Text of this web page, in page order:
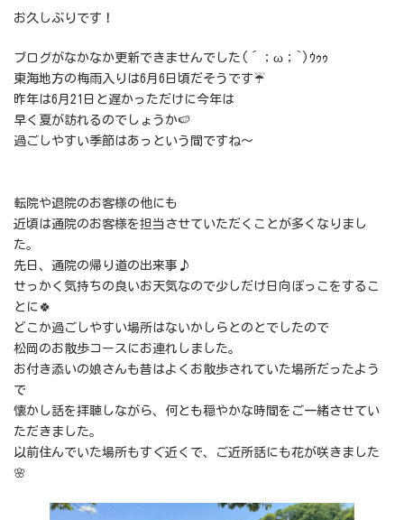
お久しぶりです！
ブログがなかなか更新できませんでした(´；ω；`)ｳｩｩ
東海地方の梅雨入りは6月6日頃だそうです☔
昨年は6月21日と遅かっただけに今年は
早く夏が訪れるのでしょうか🍉
過ごしやすい季節はあっという間ですね～
転院や退院のお客様の他にも
近頃は通院のお客様を担当させていただくことが多くなりまし
た。
先日、通院の帰り道の出来事♪
せっかく気持ちの良いお天気なので少しだけ日向ぼっこをするこ
とに🍀
どこか過ごしやすい場所はないかしらとのとでしたので
松岡のお散歩コースにお連れしました。
お付き添いの娘さんも昔はよくお散歩されていた場所だったよう
で
懐かし話を拝聴しながら、何とも穏やかな時間をご一緒させてい
ただきました。
以前住んでいた場所もすぐ近くで、ご近所話にも花が咲きました
🌸